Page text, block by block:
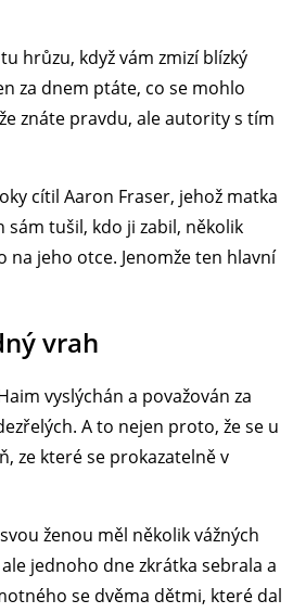
hrůzu, když vám zmizí blízký
za dnem ptáte, co se mohlo
znáte pravdu, ale autority s tím
cítil Aaron Fraser, jehož matka
sám tušil, kdo ji zabil, několik
na jeho otce. Jenomže ten hlavní
vrah
vyslýchán a považován za
A to nejen proto, že se u
ze které se prokazatelně v
ženou měl několik vážných
jednoho dne zkrátka sebrala a
se dvěma dětmi, které dal